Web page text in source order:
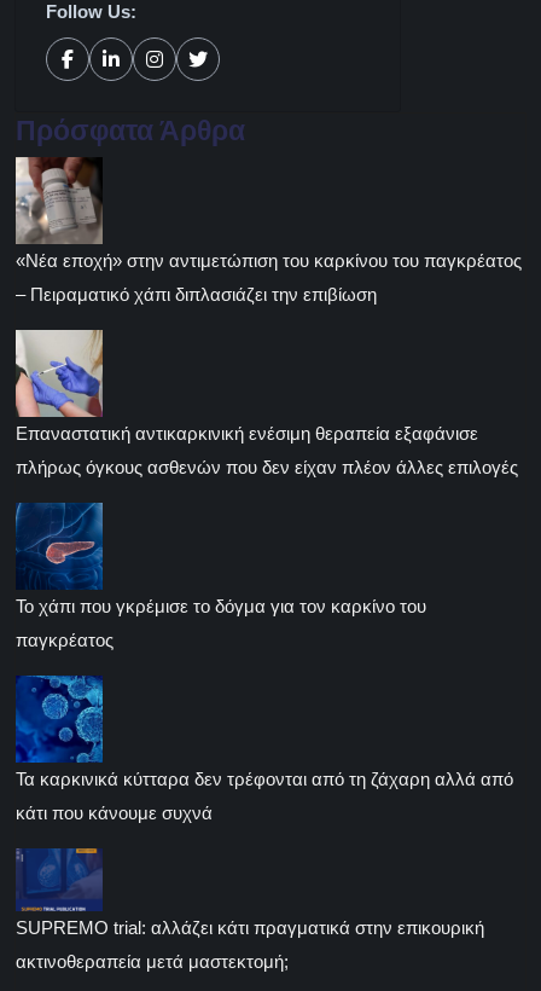
Follow Us:
Πρόσφατα Άρθρα
«Νέα εποχή» στην αντιμετώπιση του καρκίνου του παγκρέατος
– Πειραματικό χάπι διπλασιάζει την επιβίωση
Επαναστατική αντικαρκινική ενέσιμη θεραπεία εξαφάνισε
πλήρως όγκους ασθενών που δεν είχαν πλέον άλλες επιλογές
Το χάπι που γκρέμισε το δόγμα για τον καρκίνο του
παγκρέατος
Τα καρκινικά κύτταρα δεν τρέφονται από τη ζάχαρη αλλά από
κάτι που κάνουμε συχνά
SUPREMO trial: αλλάζει κάτι πραγματικά στην επικουρική
ακτινοθεραπεία μετά μαστεκτομή;